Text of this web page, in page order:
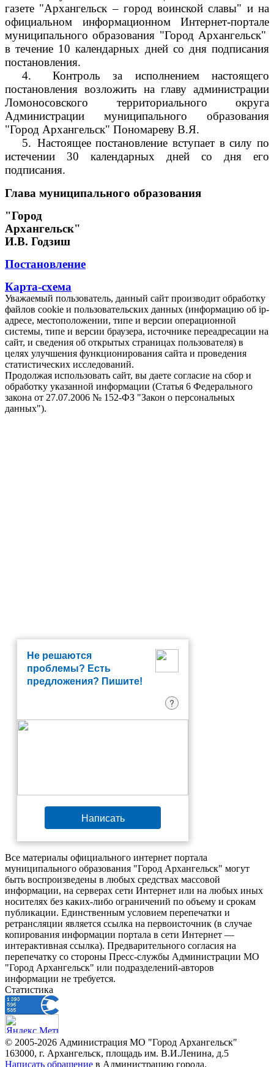
газете "Архангельск – город воинской славы" и на
официальном информационном Интернет-портале
муниципального образования "Город Архангельск"
в течение 10 календарных дней со дня подписания
постановления.
4.
Контроль за исполнением настоящего
постановления возложить на главу администрации
Ломоносовского территориального округа
Администрации муниципального образования
"Город Архангельск" Пономареву В.Я.
5. Настоящее постановление вступает в силу по
истечении 30 календарных дней со дня его
подписания.
Глава муниципального образования
"Город
Архангельск"
И.В. Годзиш
Постановление
Карта-схема
Уважаемый пользователь, данный сайт производит обработку
файлов cookie и пользовательских данных (информацию об ip-
адресе, местоположении, типе и версии операционной
системы, типе и версии браузера, источнике переадресации на
сайт, и сведения об открытых страницах пользователя) в
целях улучшения функционирования сайта и проведения
статистических исследований.
Продолжая использовать сайт, вы даете согласие на сбор и
обработку указанной информации (Статья 6 Федерального
закона от 27.07.2006 № 152-ФЗ "Закон о персональных
данных").
Не решаются
проблемы? Есть
предложения? Пишите!
?
Написать
Все материалы официального интернет портала
муниципального образования "Город Архангельск" могут
быть воспроизведены в любых средствах массовой
информации, на серверах сети Интернет или на любых иных
носителях без каких-либо ограничений по объему и срокам
публикации. Единственным условием перепечатки и
ретрансляции является ссылка на первоисточник (в случае
копирования информации портала в сети Интернет —
интерактивная ссылка). Предварительного согласия на
перепечатку со стороны Пресс-службы Администрации МО
"Город Архангельск" или подразделений-авторов
информации не требуется.
Статистика
© 2005-2026 Администрация МО "Город Архангельск"
163000, г. Архангельск, площадь им. В.И.Ленина, д.5
Написать обращение в Администрацию города.